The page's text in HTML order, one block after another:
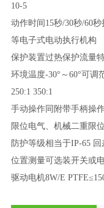
10-5
动作时间15秒/30秒/60
等电子式电动执行机构
保护装置过热保护流量
环境温度-30°～60°可调
250:1 350:1
手动操作同附带手柄操
限位电气、机械二重限
防护等级相当于IP-65 回
位置测量可选装开关或
驱动电机8W/E